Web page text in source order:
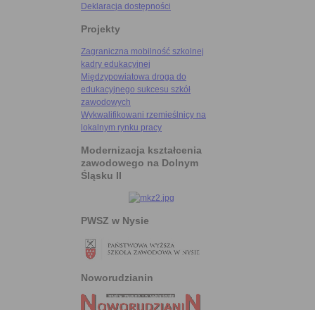
Deklaracja dostępności
Projekty
Zagraniczna mobilność szkolnej
kadry edukacyjnej
Międzypowiatowa droga do
edukacyjnego sukcesu szkół
zawodowych
Wykwalifikowani rzemieślnicy na
lokalnym rynku pracy
Modernizacja kształcenia
zawodowego na Dolnym
Śląsku II
PWSZ w Nysie
Noworudzianin